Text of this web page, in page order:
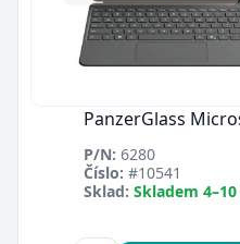
PanzerGlass
P/N: 6280
Číslo: #10541
Sklad: Skladem